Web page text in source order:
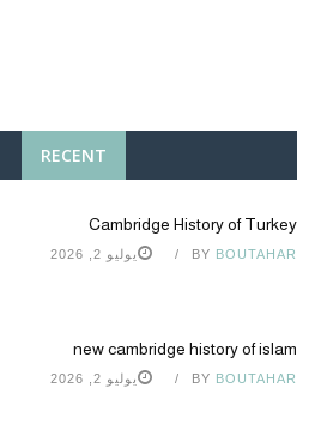
RECENT
Cambridge History of Turkey
BY BOUTAHAR يوليو 2, 2026
new cambridge history of islam
BY BOUTAHAR يوليو 2, 2026